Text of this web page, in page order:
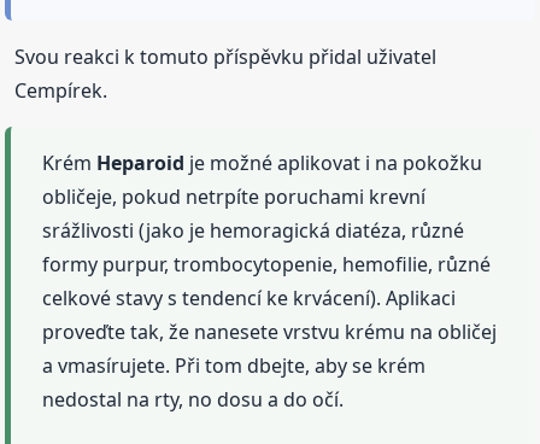
Svou reakci k tomuto příspěvku přidal uživatel
Cempírek.
Krém Heparoid je možné aplikovat i na pokožku
obličeje, pokud netrpíte poruchami krevní
srážlivosti (jako je hemoragická diatéza, různé
formy purpur, trombocytopenie, hemofilie, různé
celkové stavy s tendencí ke krvácení). Aplikaci
proveďte tak, že nanesete vrstvu krému na obličej
a vmasírujete. Při tom dbejte, aby se krém
nedostal na rty, no dosu a do očí.